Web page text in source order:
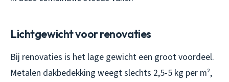
Lichtgewicht voor renovaties
Bij renovaties is het lage gewicht een groot voordeel.
Metalen dakbedekking weegt slechts 2,5-5 kg per m²,